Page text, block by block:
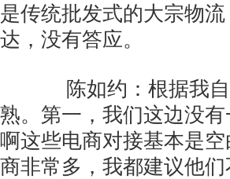
是传统批发式的大宗物
达，没有答应。
陈如约：根据我自
熟。第一，我们这边没
啊这些电商对接基本是
商非常多，我都建议他